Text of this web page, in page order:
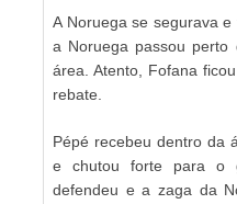
A Noruega se segurava e
a Noruega passou perto
área. Atento, Fofana
rebate.
Pépé recebeu dentro da
e chutou forte para o
defendeu e a zaga da